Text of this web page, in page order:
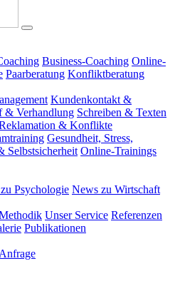
Business-Coaching Online-
Paarberatung Konfliktberatung
Kundenkontakt &
& Verhandlung Schreiben & Texten
& Konflikte
Gesundheit, Stress,
Selbstsicherheit Online-Trainings
Psychologie News zu Wirtschaft
Unser Service Referenzen
Publikationen